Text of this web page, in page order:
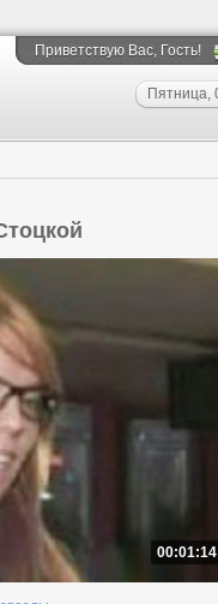
Приветствую Вас, Гость!
Пятница,
00:01:14